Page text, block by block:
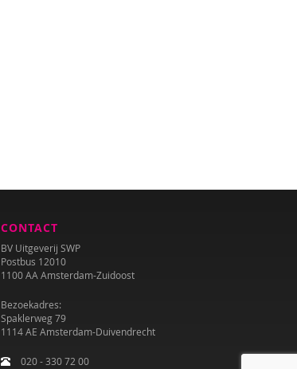
CONTACT
BV Uitgeverij SWP
Postbus 12010
1100 AA Amsterdam-Zuidoost
Bezoekadres:
Spaklerweg 79
1114 AE Amsterdam-Duivendrecht
020 - 330 72 00